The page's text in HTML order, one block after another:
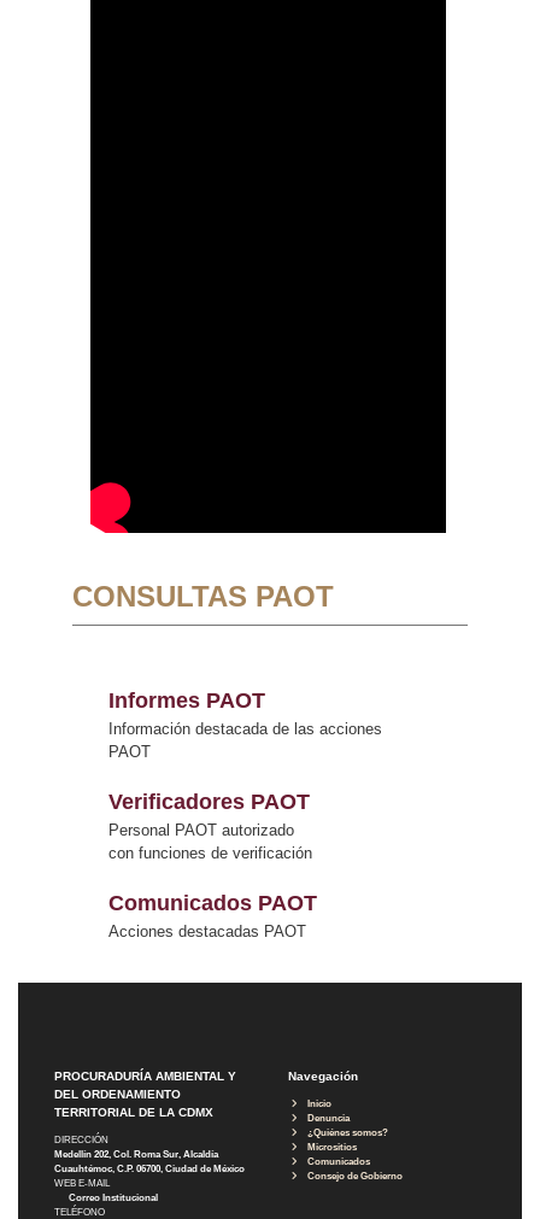
CONSULTAS PAOT
Informes PAOT
Información destacada de las acciones
PAOT
Verificadores PAOT
Personal PAOT autorizado
con funciones de verificación
Comunicados PAOT
Acciones destacadas PAOT
PROCURADURÍA AMBIENTAL Y
DEL ORDENAMIENTO
TERRITORIAL DE LA CDMX
DIRECCIÓN
Medellín 202, Col. Roma Sur, Alcaldía
Cuauhtémoc, C.P. 06700, Ciudad de México
WEB E-MAIL
Correo Institucional
TELÉFONO
Navegación
Inicio
Denuncia
¿Quiénes somos?
Micrositios
Comunicados
Consejo de Gobierno